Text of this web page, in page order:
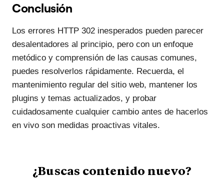
Conclusión
Los errores HTTP 302 inesperados pueden parecer
desalentadores al principio, pero con un enfoque
metódico y comprensión de las causas comunes,
puedes resolverlos rápidamente. Recuerda, el
mantenimiento regular del sitio web, mantener los
plugins y temas actualizados, y probar
cuidadosamente cualquier cambio antes de hacerlos
en vivo son medidas proactivas vitales.
¿Buscas contenido nuevo?